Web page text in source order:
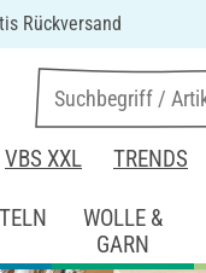
Rückversand
VBS XXL TRENDS
WOLLE &
GARN